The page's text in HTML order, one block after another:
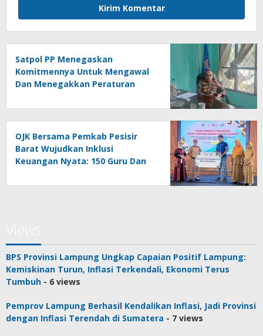
Satpol PP Menegaskan
Komitmennya Untuk Mengawal
Dan Menegakkan Peraturan
OJK Bersama Pemkab Pesisir
Barat Wujudkan Inklusi
Keuangan Nyata: 150 Guru Dan
Asuransi Jiwa
BPS Provinsi Lampung Ungkap Capaian Positif Lampung:
Kemiskinan Turun, Inflasi Terkendali, Ekonomi Terus
Tumbuh - 6 views
Pemprov Lampung Berhasil Kendalikan Inflasi, Jadi Provinsi
dengan Inflasi Terendah di Sumatera - 7 views